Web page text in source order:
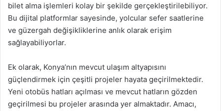
bilet alma işlemleri kolay bir şekilde gerçekleştirilebiliyor.
Bu dijital platformlar sayesinde, yolcular sefer saatlerine
ve güzergah değişikliklerine anlık olarak erişim
sağlayabiliyorlar.
Ek olarak, Konya’nın mevcut ulaşım altyapısını
güçlendirmek için çeşitli projeler hayata geçirilmektedir.
Yeni otobüs hatları açılması ve mevcut hatların gözden
geçirilmesi bu projeler arasında yer almaktadır. Amacı,